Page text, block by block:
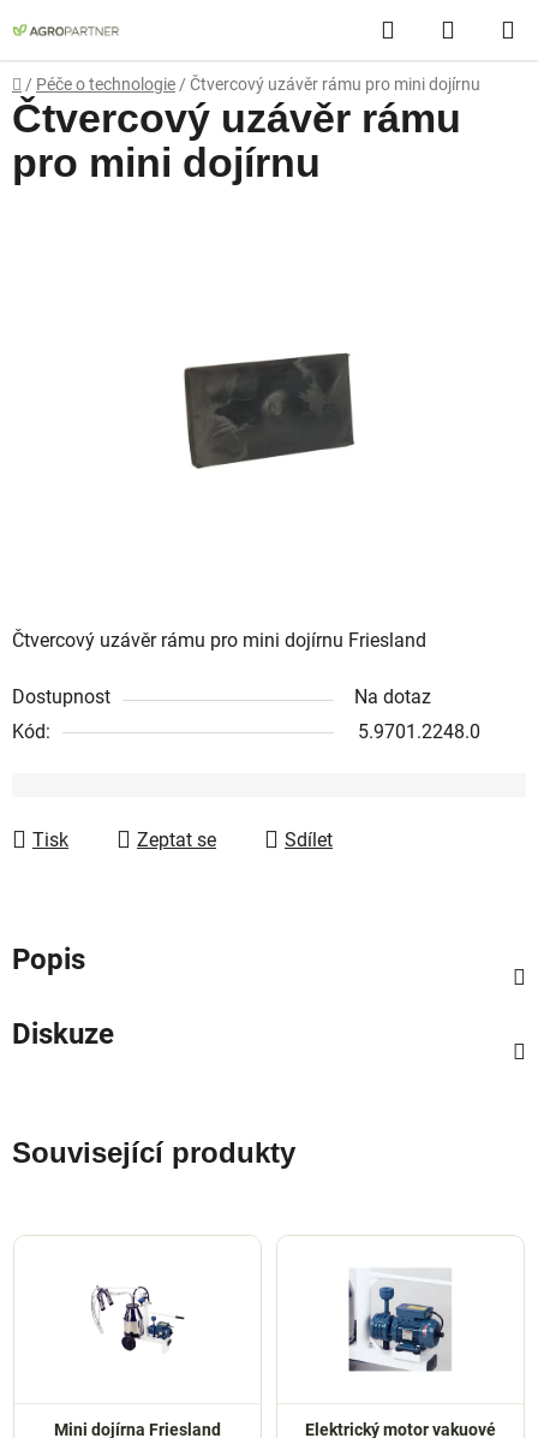
na
obsah
Hledat
KOŠÍK
Domů
/ Péče o technologie / Čtvercový uzávěr rámu pro mini dojírnu
Čtvercový uzávěr rámu pro mini dojírnu Friesland
Dostupnost
Na dotaz
Kód:
5.9701.2248.0
Tisk Zeptat se Sdílet
Čtvercový uzávěr rámu
pro mini dojírnu
Popis
Diskuze
Související produkty
Mini dojírna Friesland
Elektrický motor vakuové